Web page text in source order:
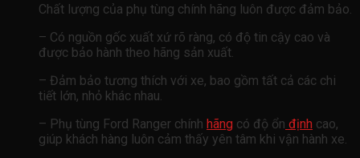
Chất lượng của phụ tùng chính hãng luôn được đảm bảo.
– Có nguồn gốc xuất xứ rõ ràng, có độ tin cậy cao và
được bảo hành theo hãng sản xuất.
– Đảm bảo tương thích với xe, bao gồm tất cả các chi
tiết lớn, nhỏ khác nhau.
– Phụ tùng Ford Ranger chính hãng có độ ổn định cao,
giúp khách hàng luôn cảm thấy yên tâm khi vận hành xe.